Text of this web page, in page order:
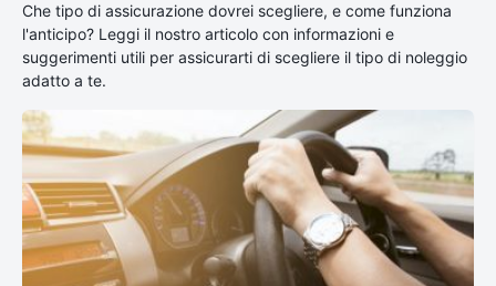
Che tipo di assicurazione dovrei scegliere, e come funziona
l'anticipo? Leggi il nostro articolo con informazioni e
suggerimenti utili per assicurarti di scegliere il tipo di noleggio
adatto a te.